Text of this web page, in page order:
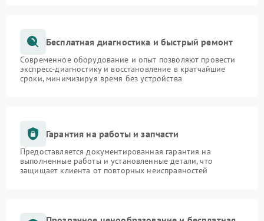
Бесплатная диагностика и быстрый ремонт
Современное оборудование и опыт позволяют провести
экспресс-диагностику и восстановление в кратчайшие
сроки, минимизируя время без устройства
Гарантия на работы и запчасти
Предоставляется документированная гарантия на
выполненные работы и установленные детали, что
защищает клиента от повторных неисправностей